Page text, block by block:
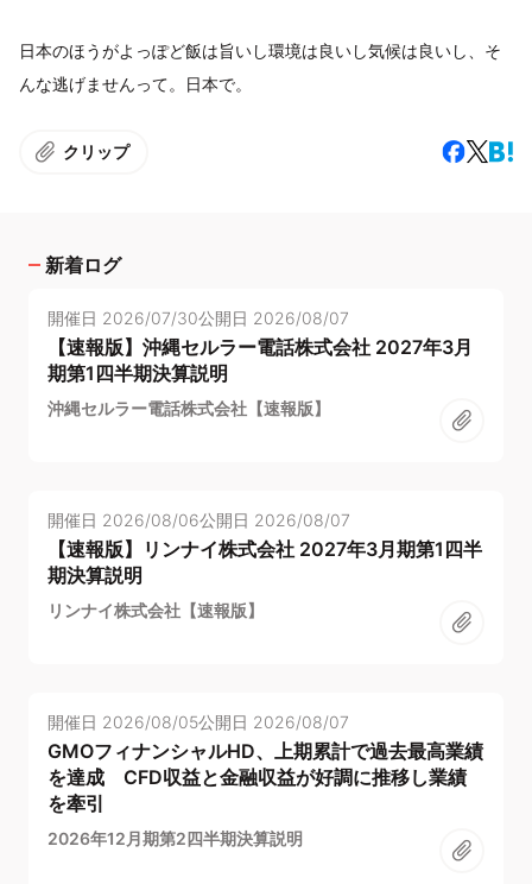
日本のほうがよっぽど飯は旨いし環境は良いし気候は良いし、そ
んな逃げませんって。日本で。
クリップ
新着ログ
開催日 2026/07/30公開日 2026/08/07
【速報版】沖縄セルラー電話株式会社 2027年3月
期第1四半期決算説明
沖縄セルラー電話株式会社【速報版】
開催日 2026/08/06公開日 2026/08/07
【速報版】リンナイ株式会社 2027年3月期第1四半
期決算説明
リンナイ株式会社【速報版】
開催日 2026/08/05公開日 2026/08/07
GMOフィナンシャルHD、上期累計で過去最高業績
を達成 CFD収益と金融収益が好調に推移し業績
を牽引
2026年12月期第2四半期決算説明